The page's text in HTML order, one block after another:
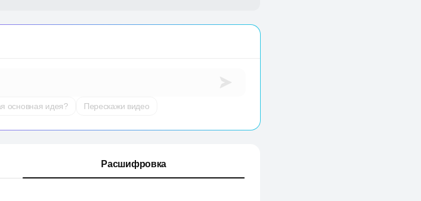
основная идея? Перескажи видео
Расшифровка